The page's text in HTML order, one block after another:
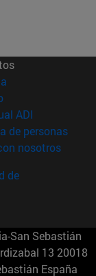
(abre en nueva
(abre en nueva
ADI (abre en
de personas(abre
nosotros(abre
de
San Sebastián
13 20018
España